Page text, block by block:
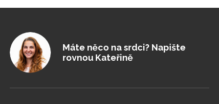
Máte něco na srdci? Napište
rovnou Kateřině